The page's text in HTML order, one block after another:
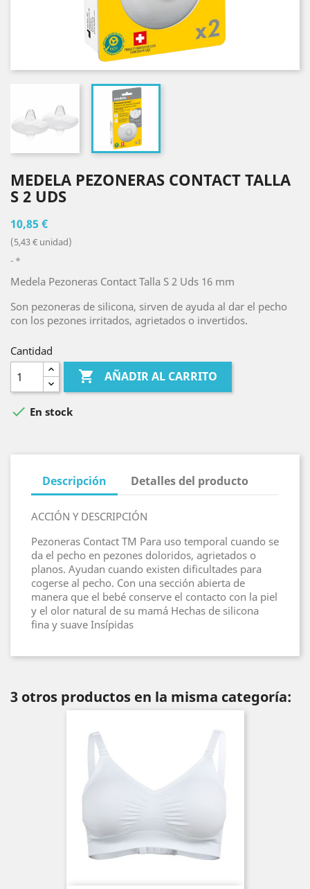
MEDELA PEZONERAS CONTACT TALLA
S 2 UDS
10,85 €
(5,43 € unidad)
*
Medela Pezoneras Contact Talla S 2 Uds 16 mm
Son pezoneras de silicona, sirven de ayuda al dar el pecho
con los pezones irritados, agrietados o invertidos.
Cantidad
 AÑADIR AL CARRITO
 En stock
Descripción Detalles del producto
ACCIÓN Y DESCRIPCIÓN
Pezoneras Contact TM Para uso temporal cuando se
da el pecho en pezones doloridos, agrietados o
planos. Ayudan cuando existen dificultades para
cogerse al pecho. Con una sección abierta de
manera que el bebé conserve el contacto con la piel
y el olor natural de su mamá Hechas de silicona
fina y suave Insípidas
3 otros productos en la misma categoría: